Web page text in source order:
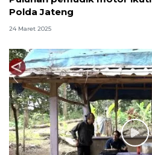
Polda Jateng
24 Maret 2025